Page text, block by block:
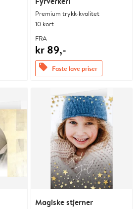
Premium trykk-kvalitet
10 kort
FRA
kr 89,-
offers Faste lave priser
Magiske stjerner